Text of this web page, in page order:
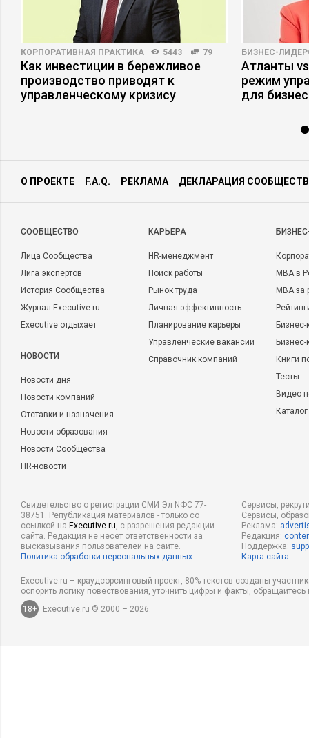
КОРПОРАТИВНАЯ ПРАКТИКА 5443 79
Как инвестиции в бережливое
производство приводят к
управленческому кризису
БИЗНЕС-
Атланты
режим
для
О ПРОЕКТЕ F.A.Q. РЕКЛАМА ДЕКЛАРАЦИЯ
CООБЩЕСТВО
Лица Сообщества
Лига экспертов
История Сообщества
Журнал Executive.ru
Executive отдыхает
НОВОСТИ
Новости дня
Новости компаний
Отставки и назначения
Новости образования
Новости Сообщества
HR-новости
КАРЬЕРА
HR-менеджмент
Поиск работы
Рынок труда
Личная эффективность
Планирование карьеры
Управленческие вакансии
Справочник компаний
MBA в
MBA
Бизнес-
Книги
Тесты
Видео
Свидетельство о регистрации СМИ Эл NФС 77-
38751. Републикация материалов - только со
ссылкой на Executive.ru, с разрешения редакции
сайта. Редакция не несет ответственности за
высказывания пользователей на сайте.
Политика обработки персональных данных
Сервисы,
Сервисы,
Реклама:
Редакция:
Поддержка:
Карта сайта
Executive.ru – краудсорсинговый проект, 80% текстов созданы
оспорить логику повествования, уточнить цифры и факты,
18+
Executive.ru © 2000 – 2026.